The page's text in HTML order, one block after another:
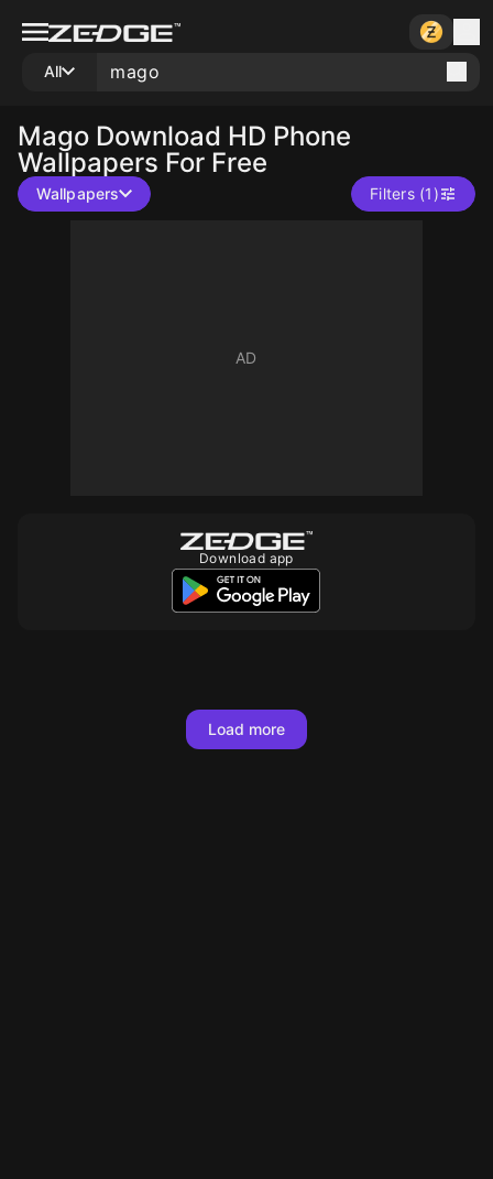
All
Mago Download HD Phone
Wallpapers For Free
Wallpapers Filters (1)
Download app
Load more